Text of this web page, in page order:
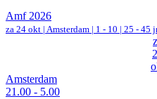
Amf 2026
za 24 okt | Amsterdam | 1 - 10 | 25 - 45
Amsterdam
21.00 - 5.00